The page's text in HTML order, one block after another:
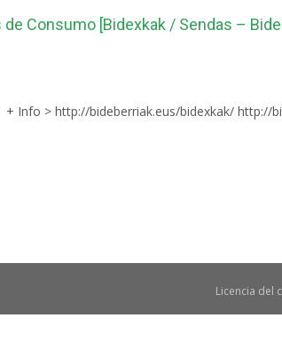
Consumo [Bidexkak / Sendas –
Info > http://bideberriak.eus/bidexkak/ http://
Licencia del